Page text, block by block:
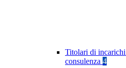
Titolari di
consulenza 4